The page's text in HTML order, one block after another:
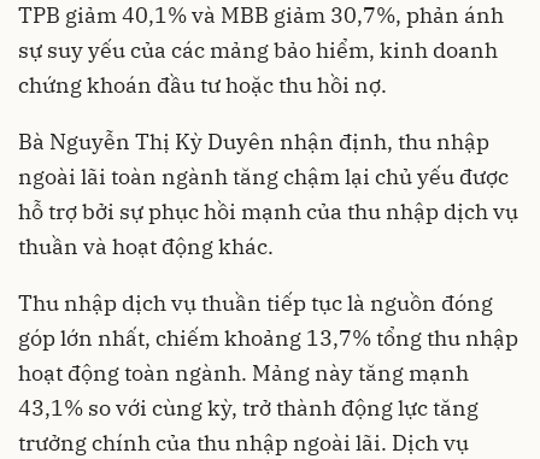
TPB giảm 40,1% và MBB giảm 30,7%, phản ánh
sự suy yếu của các mảng bảo hiểm, kinh doanh
chứng khoán đầu tư hoặc thu hồi nợ.
Bà Nguyễn Thị Kỳ Duyên nhận định, thu nhập
ngoài lãi toàn ngành tăng chậm lại chủ yếu được
hỗ trợ bởi sự phục hồi mạnh của thu nhập dịch vụ
thuần và hoạt động khác.
Thu nhập dịch vụ thuần tiếp tục là nguồn đóng
góp lớn nhất, chiếm khoảng 13,7% tổng thu nhập
hoạt động toàn ngành. Mảng này tăng mạnh
43,1% so với cùng kỳ, trở thành động lực tăng
trưởng chính của thu nhập ngoài lãi. Dịch vụ